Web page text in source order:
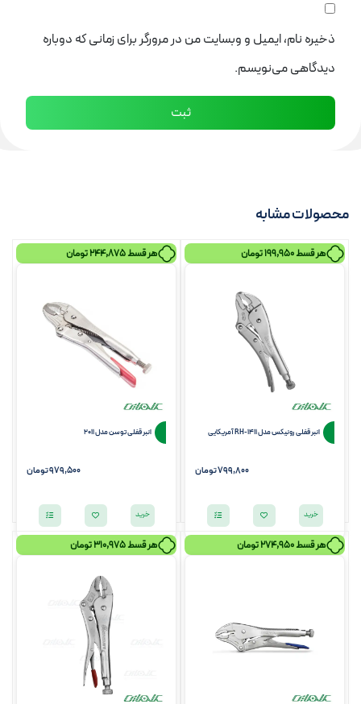
ذخیره نام، ایمیل و وبسایت من در مرورگر برای زمانی که دوباره
دیدگاهی می‌نویسم.
محصولات مشابه
هر قسط199,950تومان
انبر قفلی رونیکس مدل RH-1411 آمریکایی
799,800تومان
خرید
هر قسط244,875تومان
انبر قفلی توسن مدل 2011
979,500 تومان
خرید
هر قسط274,950تومان هر قسط310,975تومان